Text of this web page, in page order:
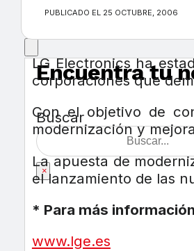
Encuentra tu
Buscar
×
PUBLICADO EL 25 OCTUBRE, 2006
LG Electronics ha
corporaciones que
Con el objetivo de
modernización y
La apuesta de
el lanzamiento de las
* Para más
www.lge.es